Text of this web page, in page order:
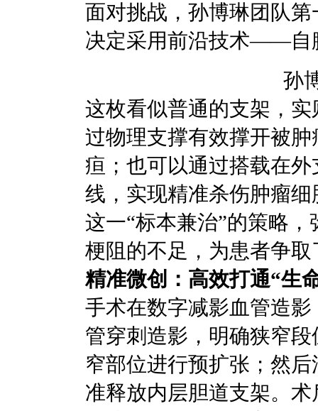
面对挑战，孙博琳团队
决定采用前沿技术——自
孙
这枚看似普通的支架，
过物理支撑有效撑开被
疸；也可以通过搭载在
线，实现精准杀伤肿瘤
这一“标本兼治”的策略
梗阻的不足，为患者争
精准微创：高效打通“生
手术在数字减影血管造
管穿刺造影，明确狭窄
窄部位进行预扩张；然
准释放内层胆道支架。